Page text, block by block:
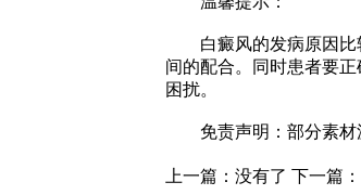
白癜风的发病原因比
间的配合。同时患者要
困扰。
免责声明：部分素材源
上一篇：没有了 下一篇：